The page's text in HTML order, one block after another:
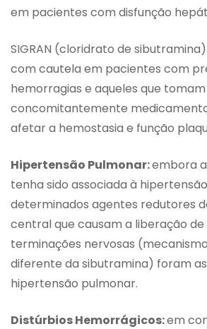
em pacientes com disfunção
SIGRAN (cloridrato de
com cautela em pacientes com
hemorragias e aqueles que tomam
concomitantemente
afetar a hemostasia e função
Hipertensão Pulmonar:embora
tenha sido associada à
determinados agentes redutores
central que causam a liberação
terminações nervosas
diferente da sibutramina) foram
hipertensão pulmonar.
Distúrbios Hemorrágicos:em